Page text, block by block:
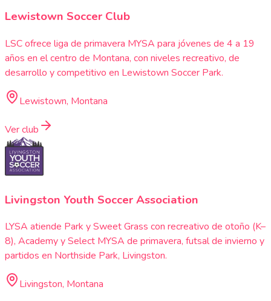
Lewistown Soccer Club
LSC ofrece liga de primavera MYSA para jóvenes de 4 a 19
años en el centro de Montana, con niveles recreativo, de
desarrollo y competitivo en Lewistown Soccer Park.
Lewistown, Montana
Ver club
Livingston Youth Soccer Association
LYSA atiende Park y Sweet Grass con recreativo de otoño (K–
8), Academy y Select MYSA de primavera, futsal de invierno y
partidos en Northside Park, Livingston.
Livingston, Montana